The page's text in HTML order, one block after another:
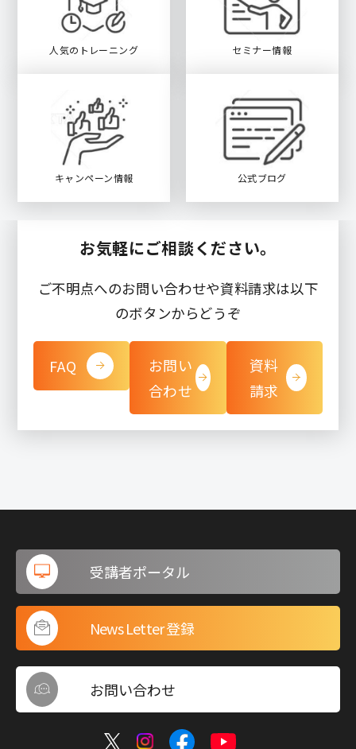
人気のトレーニング セミナー情報
キャンペーン情報 公式ブログ
お気軽にご相談ください。
ご不明点へのお問い合わせや資料請求は以下
のボタンからどうぞ
FAQ
お問い
合わせ
資料
請求
受講者ポータル
News Letter 登録
お問い合わせ